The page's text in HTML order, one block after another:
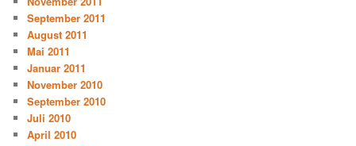
September 2011
August 2011
Mai 2011
Januar 2011
November 2010
September 2010
Juli 2010
April 2010